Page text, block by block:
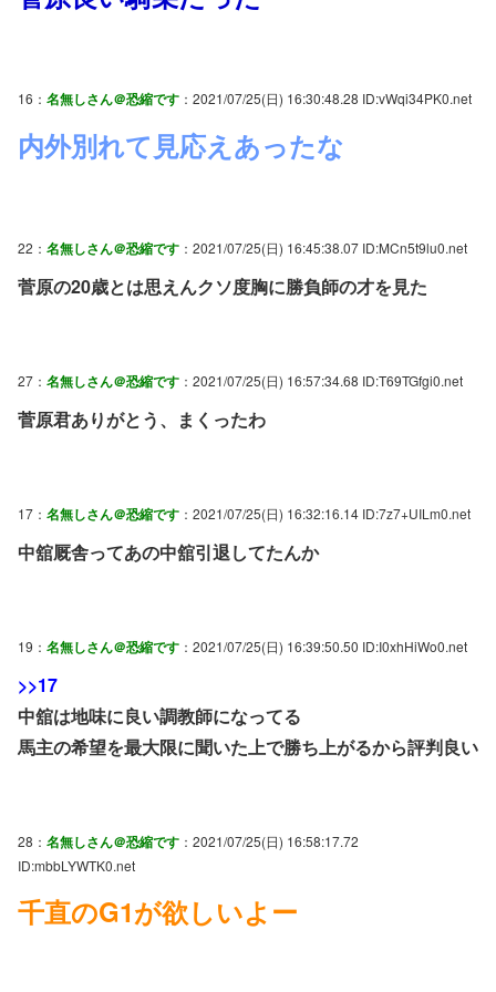
16： 名無しさん＠恐縮です ：2021/07/25(日) 16:30:48.28 ID:vWqi34PK0.net
内外別れて見応えあったな
22： 名無しさん＠恐縮です ：2021/07/25(日) 16:45:38.07 ID:MCn5t9lu0.net
菅原の20歳とは思えんクソ度胸に勝負師の才を見た
27： 名無しさん＠恐縮です ：2021/07/25(日) 16:57:34.68 ID:T69TGfgi0.net
菅原君ありがとう、まくったわ
17： 名無しさん＠恐縮です ：2021/07/25(日) 16:32:16.14 ID:7z7+UILm0.net
中舘厩舎ってあの中舘引退してたんか
19： 名無しさん＠恐縮です ：2021/07/25(日) 16:39:50.50 ID:I0xhHiWo0.net
>>17
中舘は地味に良い調教師になってる
馬主の希望を最大限に聞いた上で勝ち上がるから評判良い
28： 名無しさん＠恐縮です ：2021/07/25(日) 16:58:17.72
ID:mbbLYWTK0.net
千直のG1が欲しいよー